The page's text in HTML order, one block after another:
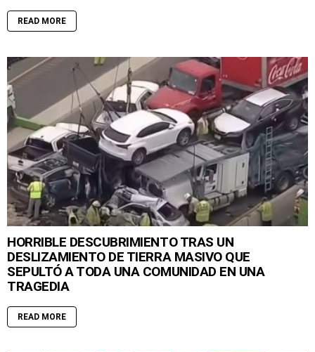
READ MORE
HORRIBLE DESCUBRIMIENTO TRAS UN
DESLIZAMIENTO DE TIERRA MASIVO QUE
SEPULTÓ A TODA UNA COMUNIDAD EN UNA
TRAGEDIA
READ MORE